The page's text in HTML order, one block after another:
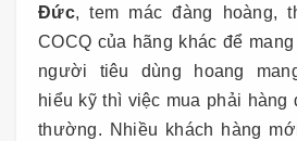
Đức, tem mác đàng hoàng,
COCQ của hãng khác để
người tiêu dùng hoang
hiểu kỹ thì việc mua phải hàng
thường. Nhiều khách hàng